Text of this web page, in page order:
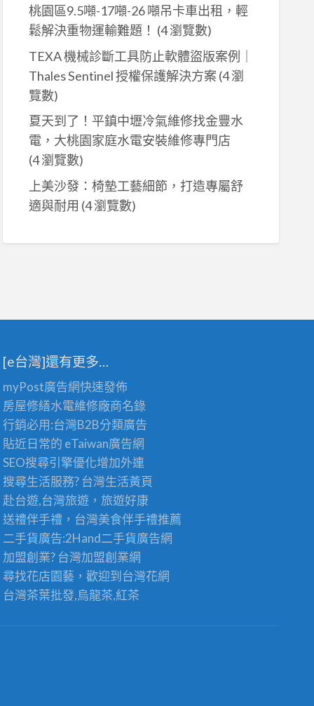
桃園區9.5噸-17噸-26 噸吊卡車出租，輕
鬆解決重物運輸難題！ (4 瀏覽數)
TEXA 機械診斷工具防止軟體盜版案例｜
Thales Sentinel 授權保護解決方案 (4 瀏
覽數)
夏天到了！平鎮中壢冷氣維修找金豐水
電，大桃園家庭水電安裝維修專門店
(4 瀏覽數)
上美沙發：椅墊工藝細節，打造專屬舒
適與耐用 (4 瀏覽數)
[e台灣]還有更多…
myPost廣告網快速發佈
房屋修繕水電維修廠商名錄
行銷必用:台灣B2B分類廣告
貼近日常的 eTaiwan廣告網
SEO搜尋引擎優化增加外連
搜尋生活服務? 台灣生活黃頁
赴台遊,台灣旅遊 ，旅遊好康
送禮伴手禮，台灣美食伴手禮推薦
二手貨廣告:2Hand二手貨廣告網
加盟創業? 台灣加盟創業網
尋找花店園藝，歡迎到 台灣花網
台灣茶葉批發,烏龍茶,紅茶